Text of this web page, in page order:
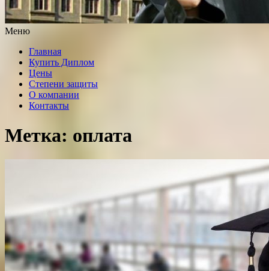
Меню
Главная
Купить Диплом
Цены
Степени защиты
О компании
Контакты
Метка: оплата